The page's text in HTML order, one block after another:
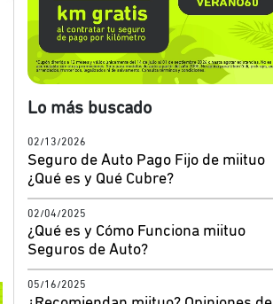
Lo más buscado
02/13/2026
Seguro de Auto Pago Fijo de miituo
¿Qué es y Qué Cubre?
02/04/2025
¿Qué es y Cómo Funciona miituo
Seguros de Auto?
05/16/2025